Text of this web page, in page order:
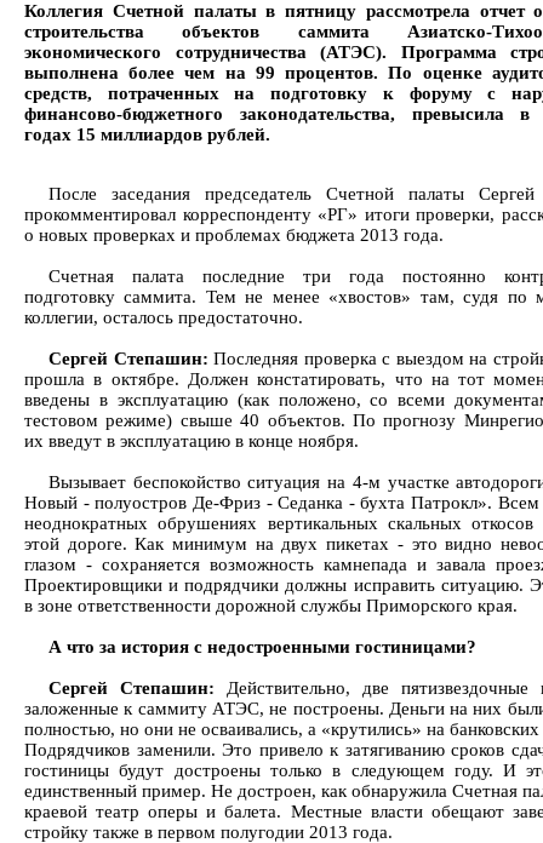
Коллегия Счетной палаты в пятницу рассмотрела отчет
строительства объектов саммита Азиатско-
экономического сотрудничества (АТЭС). Программа
выполнена более чем на 99 процентов. По оценке
средств, потраченных на подготовку к форуму с
финансово-бюджетного законодательства, превысила в
годах 15 миллиардов рублей.
После заседания председатель Счетной палаты
прокомментировал корреспонденту «РГ» итоги проверки,
о новых проверках и проблемах бюджета 2013 года.
Счетная палата последние три года постоянно
подготовку саммита. Тем не менее «хвостов» там, судя по
коллегии, осталось предостаточно.
Сергей Степашин: Последняя проверка с выездом на
прошла в октябре. Должен констатировать, что на тот
введены в эксплуатацию (как положено, со всеми
тестовом режиме) свыше 40 объектов. По прогнозу
их введут в эксплуатацию в конце ноября.
Вызывает беспокойство ситуация на 4-м участке
Новый - полуостров Де-Фриз - Седанка - бухта Патрокл». Всем
неоднократных обрушениях вертикальных скальных
этой дороге. Как минимум на двух пикетах - это видно
глазом - сохраняется возможность камнепада и завала
Проектировщики и подрядчики должны исправить ситуацию.
в зоне ответственности дорожной службы Приморского края.
А что за история с недостроенными гостиницами?
Сергей Степашин: Действительно, две пятизвездочные
заложенные к саммиту АТЭС, не построены. Деньги на них
полностью, но они не осваивались, а «крутились» на
Подрядчиков заменили. Это привело к затягиванию сроков
гостиницы будут достроены только в следующем году. И
единственный пример. Не достроен, как обнаружила Счетная
краевой театр оперы и балета. Местные власти обещают
стройку также в первом полугодии 2013 года.